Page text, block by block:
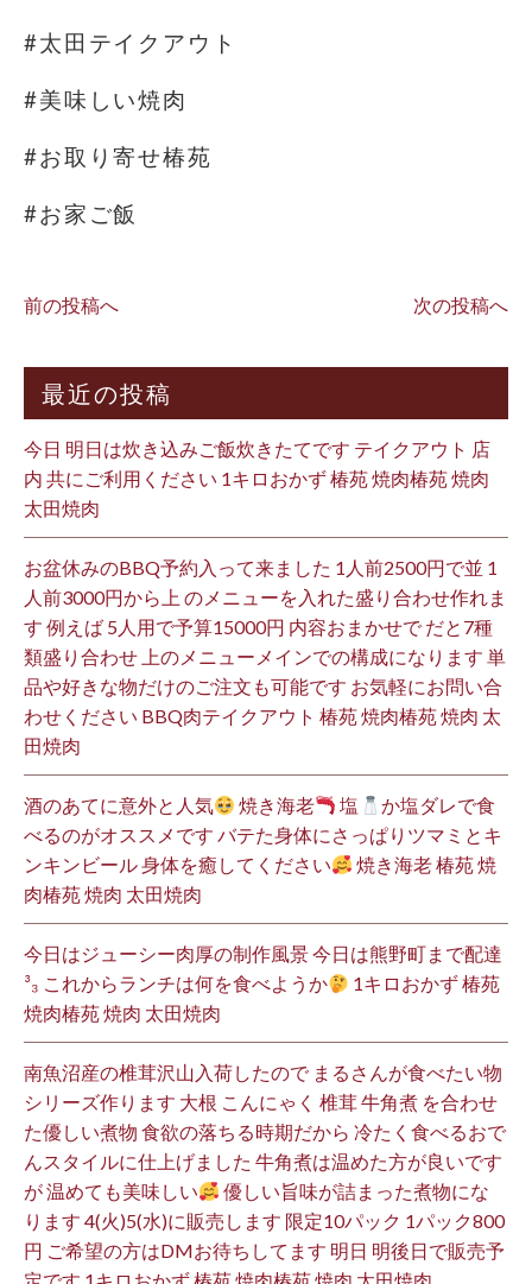
#太田テイクアウト
#美味しい焼肉
#お取り寄せ椿苑
#お家ご飯
前の投稿へ 次の投稿へ
最近の投稿
今日 明日は炊き込みご飯炊きたてです テイクアウト 店
内 共にご利用ください 1キロおかず 椿苑 焼肉椿苑 焼肉
太田焼肉
お盆休みのBBQ予約入って来ました 1人前2500円で並 1
人前3000円から上 のメニューを入れた盛り合わせ作れま
す 例えば 5人用で予算15000円 内容おまかせで だと7種
類盛り合わせ 上のメニューメインでの構成になります 単
品や好きな物だけのご注文も可能です お気軽にお問い合
わせください BBQ肉テイクアウト 椿苑 焼肉椿苑 焼肉 太
田焼肉
酒のあてに意外と人気 焼き海老 塩
か塩ダレで食
べるのがオススメです バテた身体にさっぱりツマミとキ
ンキンビール 身体を癒してください
焼き海老 椿苑 焼
肉椿苑 焼肉 太田焼肉
今日はジューシー肉厚の制作風景 今日は熊野町まで配達
³₃ これからランチは何を食べようか
1キロおかず 椿苑
焼肉椿苑 焼肉 太田焼肉
南魚沼産の椎茸沢山入荷したので まるさんが食べたい物
シリーズ作ります 大根 こんにゃく 椎茸 牛角煮 を合わせ
た優しい煮物 食欲の落ちる時期だから 冷たく食べるおで
んスタイルに仕上げました 牛角煮は温めた方が良いです
が 温めても美味しい
優しい旨味が詰まった煮物にな
ります 4(火)5(水)に販売します 限定10パック 1パック800
円 ご希望の方はDMお待ちしてます 明日 明後日で販売予